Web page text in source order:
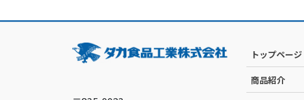
トップページ
商品紹介